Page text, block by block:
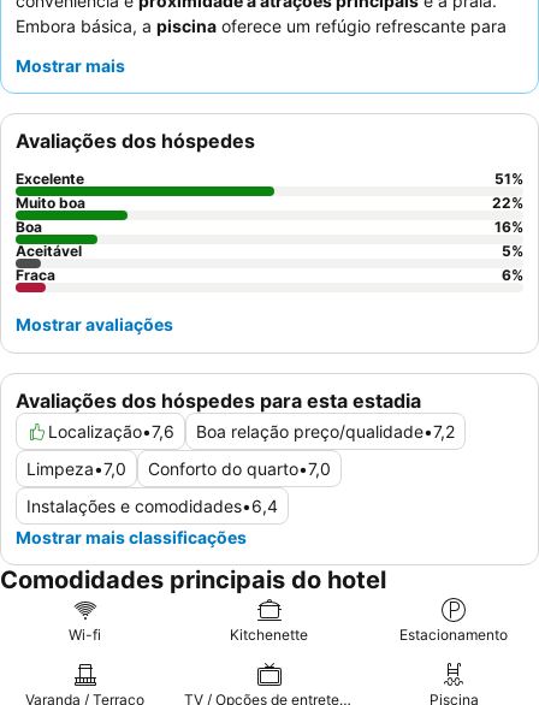
Embora básica, a piscina oferece um refúgio refrescante para
funcionários e o serviço
experiência mais tranquila, considere solicitar um quarto que
não esteja virado para a rua principal.
Mostrar mais
Avaliações dos hóspedes para esta estadia
Localização•7,6 Boa relação preço/qualidade•7,2
Limpeza•7,0 Conforto do quarto•7,0
Instalações e comodidades•6,4
Mostrar mais classificações
Avaliações dos hóspedes
Excelente 51%
Muito boa
22%
Boa
16%
Aceitável
5%
Fraca
6%
Mostrar avaliações
Comodidades principais do hotel
Wi-fi Kitchenette Estacionamento
Varanda / Terraço TV / Opções de entretenimento Piscina